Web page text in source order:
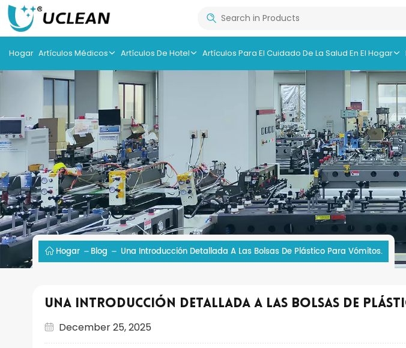
Hogar Artículos Médicos Artículos De Hotel Artículos Para El Cuidado De La Salud En El Hogar
Hogar Blog Una Introducción Detallada A Las Bolsas De Plástico Para Vómitos.
Una introducción detallada a las bolsas de
December 25, 2025